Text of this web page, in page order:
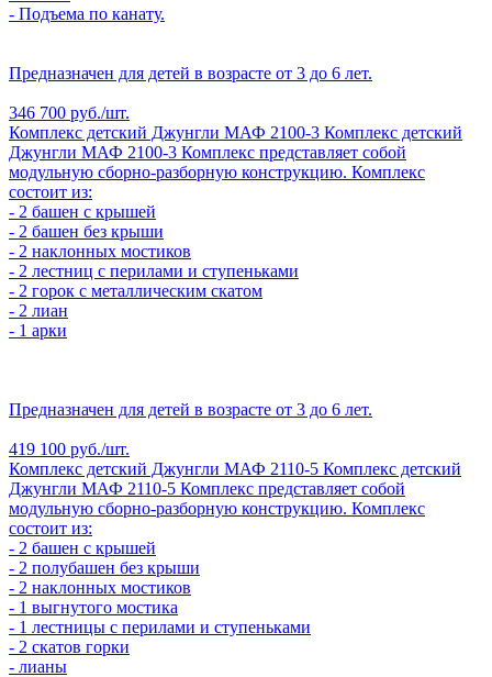
- Подъема по канату.
Предназначен для детей в возрасте от 3 до 6 лет.
346 700 руб./шт.
Комплекс детский Джунгли МАФ 2100-3 Комплекс детский
Джунгли МАФ 2100-3 Комплекс представляет собой
модульную сборно-разборную конструкцию. Комплекс
состоит из:
- 2 башен с крышей
- 2 башен без крыши
- 2 наклонных мостиков
- 2 лестниц с перилами и ступеньками
- 2 горок с металлическим скатом
- 2 лиан
- 1 арки
Предназначен для детей в возрасте от 3 до 6 лет.
419 100 руб./шт.
Комплекс детский Джунгли МАФ 2110-5 Комплекс детский
Джунгли МАФ 2110-5 Комплекс представляет собой
модульную сборно-разборную конструкцию. Комплекс
состоит из:
- 2 башен с крышей
- 2 полубашен без крыши
- 2 наклонных мостиков
- 1 выгнутого мостика
- 1 лестницы с перилами и ступеньками
- 2 скатов горки
- лианы